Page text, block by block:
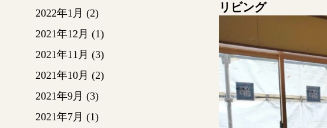
2022年1月 (2)
2021年12月 (1)
2021年11月 (3)
2021年10月 (2)
2021年9月 (3)
2021年7月 (1)
リビング